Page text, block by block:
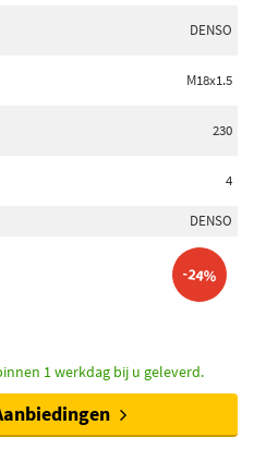
DENSO
M18x1.5
230
4
DENSO
-24%
1 werkdag bij u geleverd.